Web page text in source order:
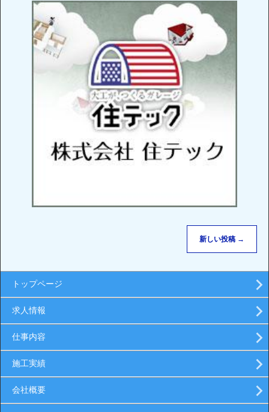
新しい投稿 →
トップページ
求人情報
仕事内容
施工実績
会社概要